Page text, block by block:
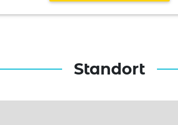
Standort